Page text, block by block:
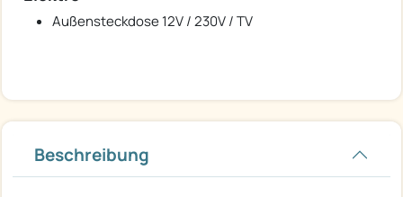
Außensteckdose 12V / 230V / TV
Beschreibung